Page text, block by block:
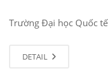
Trường Đại học Quốc
DETAIL